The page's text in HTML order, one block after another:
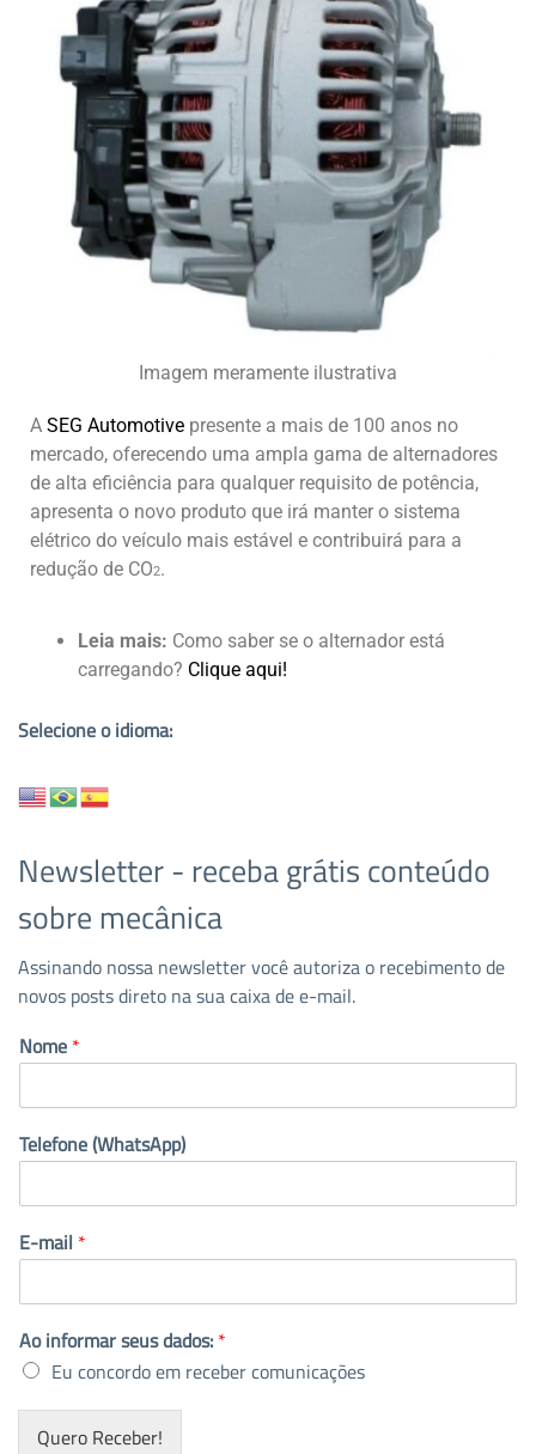
Imagem meramente ilustrativa
A SEG Automotive presente a mais de 100 anos no
mercado, oferecendo uma ampla gama de alternadores
de alta eficiência para qualquer requisito de potência,
apresenta o novo produto que irá manter o sistema
elétrico do veículo mais estável e contribuirá para a
redução de CO2.
Leia mais: Como saber se o alternador está
carregando? Clique aqui!
Selecione o idioma:
Newsletter - receba grátis conteúdo
sobre mecânica
Assinando nossa newsletter você autoriza o recebimento de
novos posts direto na sua caixa de e-mail.
Nome *
Telefone (WhatsApp)
E-mail *
Ao informar seus dados: *
Eu concordo em receber comunicações
Quero Receber!